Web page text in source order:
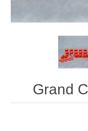
Grand